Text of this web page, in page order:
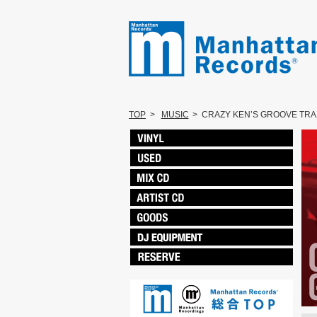
TOP > MUSIC > CRAZY KEN’S GROOVE